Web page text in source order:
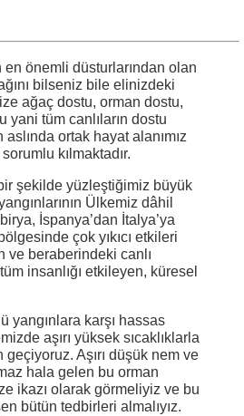
önemli düsturlarından olan
bilseniz bile elinizdeki
ağaç dostu, orman dostu,
yani tüm canlıların dostu
ortak hayat alanımız
kılmaktadır.
şekilde yüzleştiğimiz büyük
Ülkemiz dâhil
İspanya’dan İtalya’ya
çok yıkıcı etkileri
ve beraberindeki canlı
insanlığı etkileyen, küresel
yangınlara karşı hassas
aşırı yüksek sıcaklıklarla
Aşırı düşük nem ve
hala gelen bu orman
ikazı olarak görmeliyiz ve bu
bütün tedbirleri almalıyız.